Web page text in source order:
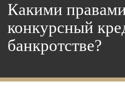
Какими
конкурсный
банкротстве?